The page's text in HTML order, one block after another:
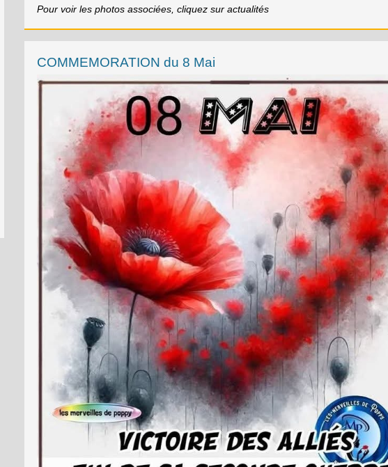
Pour voir les photos associées, cliquez sur actualités
COMMEMORATION du 8 Mai